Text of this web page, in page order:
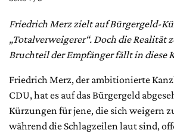
Friedrich Merz zielt auf Bürgergeld-
„Totalverweigerer“. Doch die Realität
Bruchteil der Empfänger fällt in diese
Friedrich Merz, der ambitionierte
CDU, hat es auf das Bürgergeld
Kürzungen für jene, die sich weigern
während die Schlagzeilen laut sind,